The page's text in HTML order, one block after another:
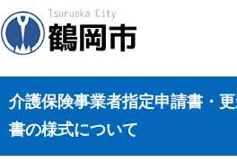
介護保険事業者指定申請書・
書の様式について